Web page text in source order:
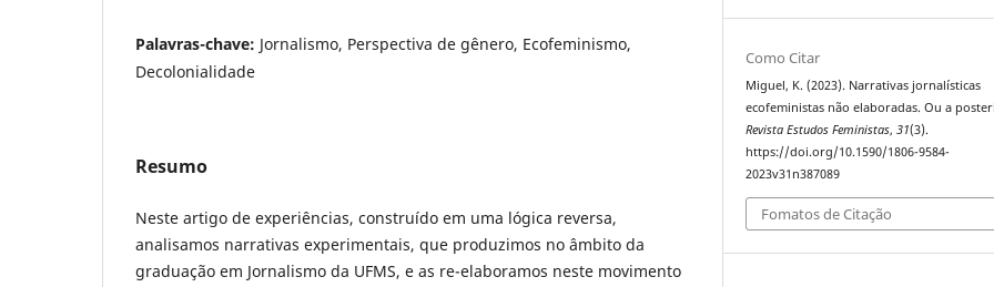
Palavras-chave: Jornalismo, Perspectiva de gênero, Ecofeminismo,
Decolonialidade
Resumo
Neste artigo de experiências, construído em uma lógica reversa,
analisamos narrativas experimentais, que produzimos no âmbito da
graduação em Jornalismo da UFMS, e as re-elaboramos neste movimento
Como Citar
Miguel, K. (2023). Narrativas jornalísticas
ecofeministas não elaboradas. Ou a
Revista Estudos Feministas,31(3).
https://doi.org/10.1590/1806-9584-
2023v31n387089
Fomatos de Citação